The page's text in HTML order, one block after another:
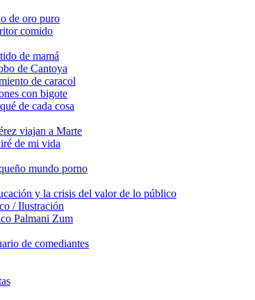
de oro puro
comido
de mamá
de Cantoya
de caracol
con bigote
de cada cosa
viajan a Marte
de mi vida
mundo porno
y la crisis del valor de lo público
/ Ilustración
Palmani Zum
de comediantes